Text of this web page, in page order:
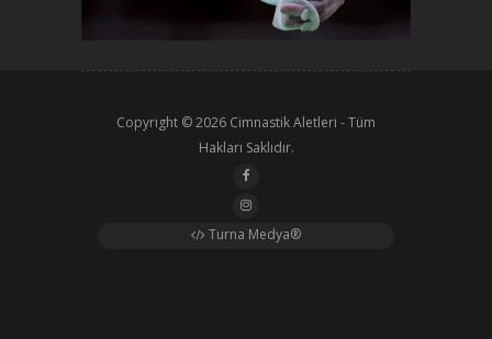
Copyright © 2026 Cimnastik Aletleri - Tüm
Hakları Saklıdır.
Turna Medya®